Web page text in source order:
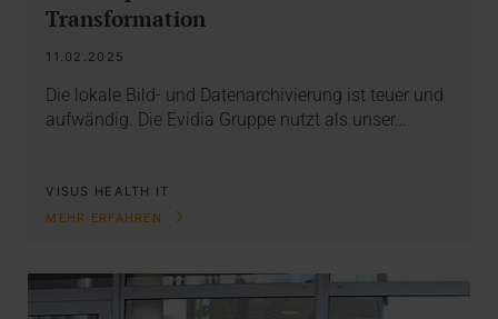
Transformation
11.02.2025
Die lokale Bild- und Datenarchivierung ist teuer und
aufwändig. Die Evidia Gruppe nutzt als unser…
VISUS HEALTH IT
MEHR ERFAHREN